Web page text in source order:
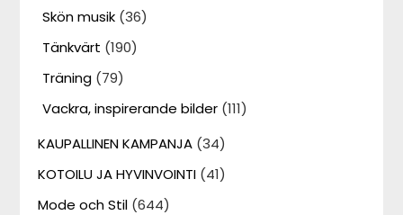
Skön musik (36)
Tänkvärt (190)
Träning (79)
Vackra, inspirerande bilder (111)
KAUPALLINEN KAMPANJA (34)
KOTOILU JA HYVINVOINTI (41)
Mode och Stil (644)